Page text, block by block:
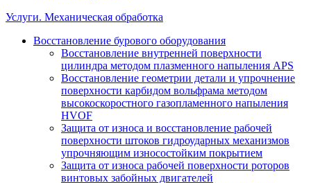
Услуги. Механическая обработка
Восстановление бурового оборудования
Восстановление внутренней поверхности
цилиндра методом плазменного напыления APS
Восстановление геометрии детали и упрочнение
поверхности карбидом вольфрама методом
высокоскоростного газопламенного напыления
HVOF
Защита от износа и восстановление рабочей
поверхности штоков гидроударных механизмов
упрочняющим износостойким покрытием
Защита от износа рабочей поверхности роторов
винтовых забойных двигателей